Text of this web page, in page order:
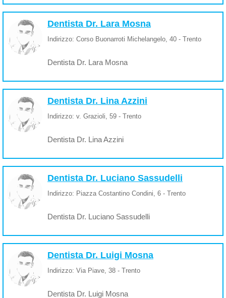
Dentista Dr. Lara Mosna
Indirizzo: Corso Buonarroti Michelangelo, 40 - Trento
Dentista Dr. Lara Mosna
Dentista Dr. Lina Azzini
Indirizzo: v. Grazioli, 59 - Trento
Dentista Dr. Lina Azzini
Dentista Dr. Luciano Sassudelli
Indirizzo: Piazza Costantino Condini, 6 - Trento
Dentista Dr. Luciano Sassudelli
Dentista Dr. Luigi Mosna
Indirizzo: Via Piave, 38 - Trento
Dentista Dr. Luigi Mosna